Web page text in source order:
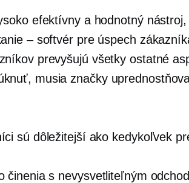
efektívny a hodnotný
– softvér pre úspech
prevyšujú všetky ostatné
musia značky
sú dôležitejší ako kedykoľvek
činenia s nevysvetliteľným